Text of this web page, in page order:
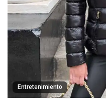
Entretenimiento